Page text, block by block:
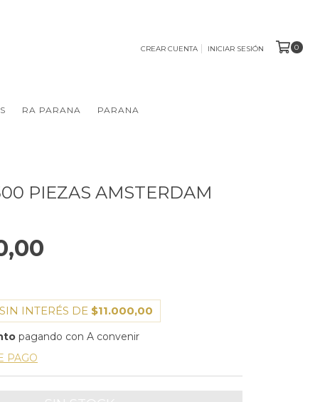
CREAR CUENTA INICIAR SESIÓN 0
RA PARANA PARANA
PIEZAS AMSTERDAM
INTERÉS DE $11.000,00
pagando con A convenir
PAGO